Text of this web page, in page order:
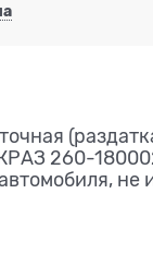
260-
не